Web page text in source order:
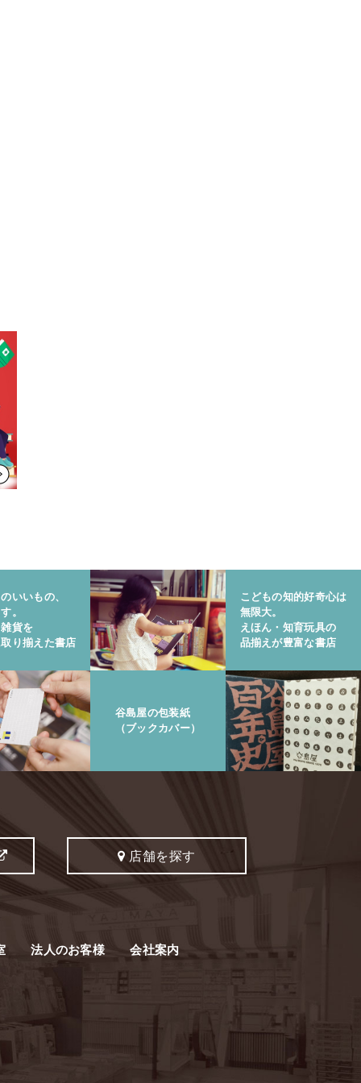
いいもの、
。
貨を
り揃えた書店
こどもの知的好奇心は
無限大。
えほん・知育玩具の
品揃えが豊富な書店
谷島屋の包装紙
（ブックカバー）
店舗を探す
法人のお客様 会社案内